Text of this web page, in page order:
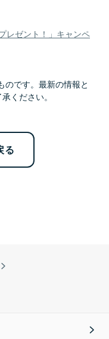
レゼント！」キャンペ
のです。最新の情報と
ください。
る